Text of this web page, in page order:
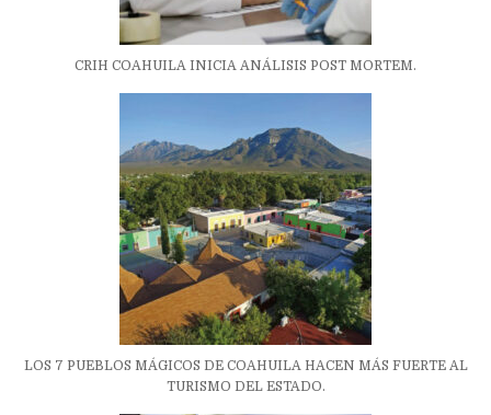
CRIH COAHUILA INICIA ANÁLISIS POST MORTEM.
LOS 7 PUEBLOS MÁGICOS DE COAHUILA HACEN MÁS FUERTE AL
TURISMO DEL ESTADO.